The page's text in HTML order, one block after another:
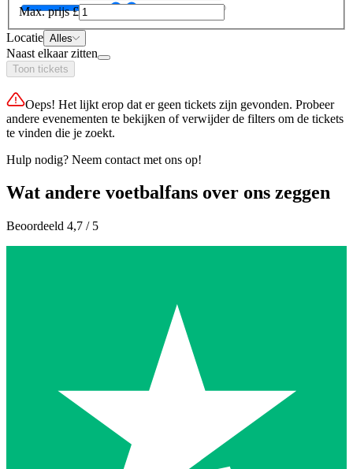
Max. prijs £
Locatie Alles
Naast elkaar zitten
Toon tickets
Oeps! Het lijkt erop dat er geen tickets zijn gevonden. Probeer
andere evenementen te bekijken of verwijder de filters om de tickets
te vinden die je zoekt.
Hulp nodig? Neem contact met ons op!
Wat andere voetbalfans over ons zeggen
Beoordeeld 4,7 / 5